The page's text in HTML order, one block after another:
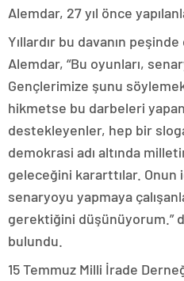
Alemdar, 27 yıl önce
Yıllardır bu davanın
Alemdar, “Bu oyunları,
Gençlerimize şunu
hikmetse bu darbeleri
destekleyenler, hep bir
demokrasi adı altında
geleceğini kararttılar. Onun
senaryoyu yapmaya
gerektiğini düşünüyorum.”
bulundu.
15 Temmuz Milli İrade